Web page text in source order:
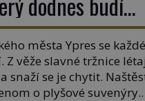
města Ypres se každé
věže slavné tržnice
snaží se je chytit.
o plyšové suvenýry.